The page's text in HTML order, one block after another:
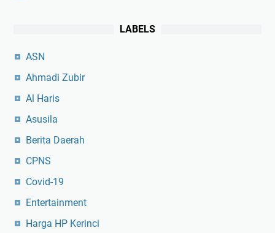
LABELS
ASN
Ahmadi Zubir
Al Haris
Asusila
Berita Daerah
CPNS
Covid-19
Entertainment
Harga HP Kerinci